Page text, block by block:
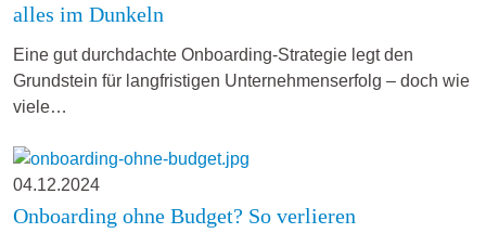
alles im Dunkeln
Eine gut durchdachte Onboarding-Strategie legt den
Grundstein für langfristigen Unternehmenserfolg – doch wie
viele…
04.12.2024
Onboarding ohne Budget? So verlieren